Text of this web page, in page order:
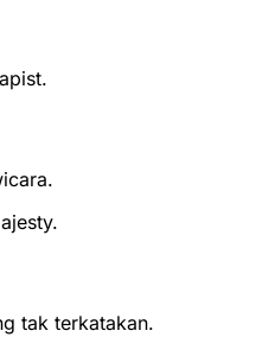
tak terkatakan.